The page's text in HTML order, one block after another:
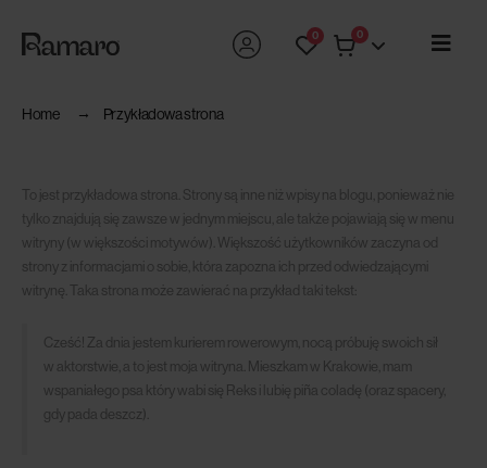
0 0
Home Przykładowa strona
To jest przykładowa strona. Strony są inne niż wpisy na blogu, ponieważ nie
tylko znajdują się zawsze w jednym miejscu, ale także pojawiają się w menu
witryny (w większości motywów). Większość użytkowników zaczyna od
strony z informacjami o sobie, która zapozna ich przed odwiedzającymi
witrynę. Taka strona może zawierać na przykład taki tekst:
Cześć! Za dnia jestem kurierem rowerowym, nocą próbuję swoich sił
w aktorstwie, a to jest moja witryna. Mieszkam w Krakowie, mam
wspaniałego psa który wabi się Reks i lubię piña coladę (oraz spacery,
gdy pada deszcz).